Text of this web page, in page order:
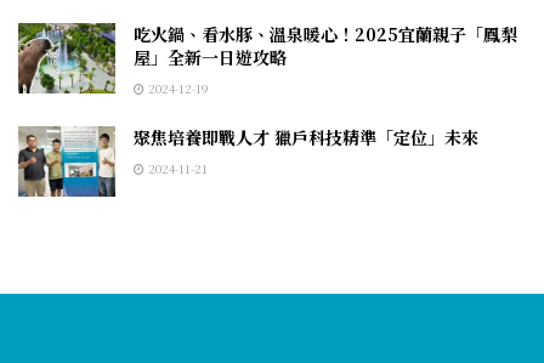
吃火鍋、看水豚、溫泉暖心！2025宜蘭親子「鳳梨
屋」全新一日遊攻略
2024-12-19
聚焦培養即戰人才 獵戶科技精準「定位」未來
2024-11-21